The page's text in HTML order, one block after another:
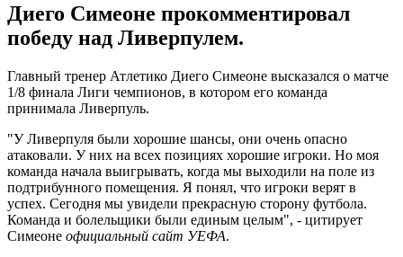
Диего Симеоне прокомментировал
победу над Ливерпулем.
Главный тренер Атлетико Диего Симеоне высказался о матче
1/8 финала Лиги чемпионов, в котором его команда
принимала Ливерпуль.
"У Ливерпуля были хорошие шансы, они очень опасно
атаковали. У них на всех позициях хорошие игроки. Но моя
команда начала выигрывать, когда мы выходили на поле из
подтрибунного помещения. Я понял, что игроки верят в
успех. Сегодня мы увидели прекрасную сторону футбола.
Команда и болельщики были единым целым", - цитирует
Симеоне официальный сайт УЕФА.